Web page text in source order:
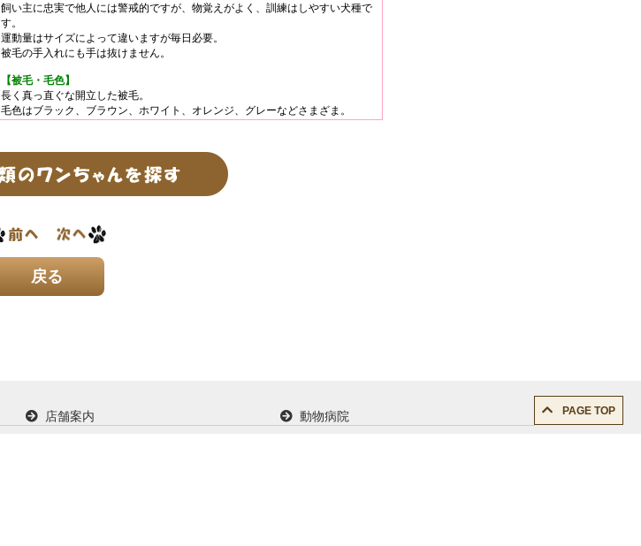
飼い主に忠実で他人には警戒的ですが、物覚えがよく、訓練はしやすい犬種で
す。
運動量はサイズによって違いますが毎日必要。
被毛の手入れにも手は抜けません。
【被毛・毛色】
長く真っ直ぐな開立した被毛。
毛色はブラック、ブラウン、ホワイト、オレンジ、グレーなどさまざま。
PAGE TOP
店舗案内 動物病院